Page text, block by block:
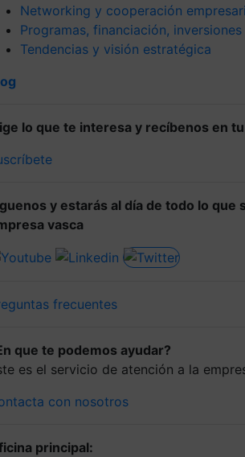
Networking y cooperación
Programas, financiación, inversiones
Tendencias y visión estratégica
lo que te interesa y recíbenos en
y estarás al día de todo lo que
vasca
frecuentes
que te podemos ayudar?
es el servicio de atención a la
con nosotros
principal: